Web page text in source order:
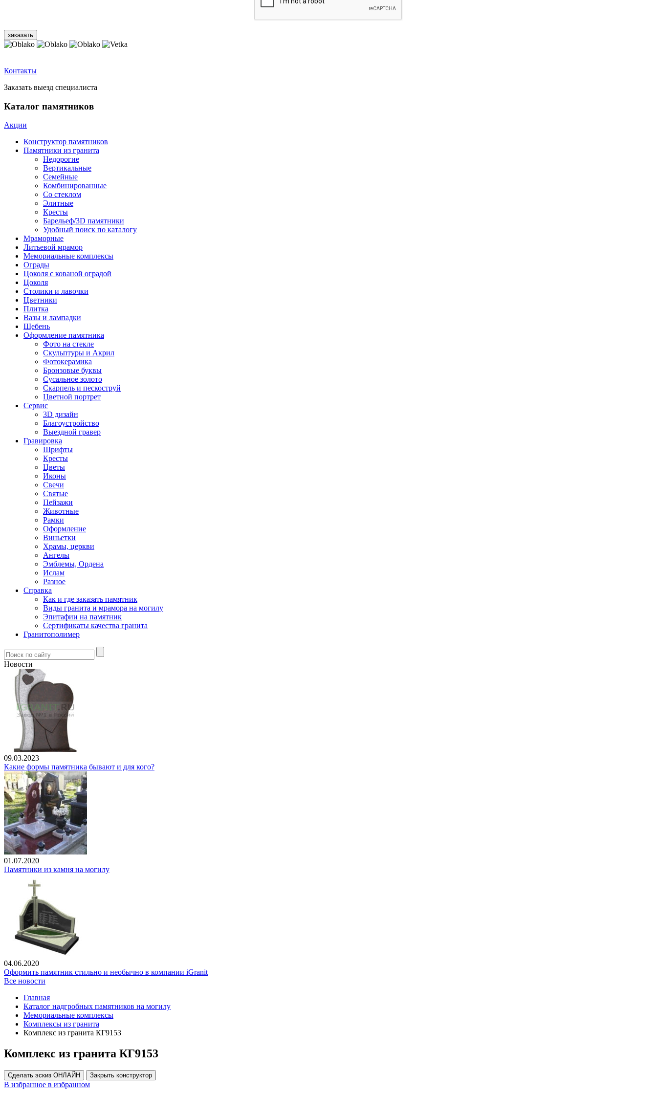
Контакты
Заказать выезд специалиста
Каталог памятников
Акции
Конструктор памятников
Памятники из гранита
Недорогие
Вертикальные
Семейные
Комбинированные
Со стеклом
Элитные
Кресты
Барельеф/3D памятники
Удобный поиск по каталогу
Мраморные
Литьевой мрамор
Мемориальные комплексы
Ограды
Цоколя с кованой оградой
Цоколя
Столики и лавочки
Цветники
Плитка
Вазы и лампадки
Щебень
Оформление памятника
Фото на стекле
Скульптуры и Акрил
Фотокерамика
Бронзовые буквы
Сусальное золото
Скарпель и пескоструй
Цветной портрет
Сервис
3D дизайн
Благоустройство
Выездной гравер
Гравировка
Шрифты
Кресты
Цветы
Иконы
Свечи
Святые
Пейзажи
Животные
Рамки
Оформление
Виньетки
Храмы, церкви
Ангелы
Эмблемы, Ордена
Ислам
Разное
Справка
Как и где заказать памятник
Виды гранита и мрамора на могилу
Эпитафии на памятник
Сертификаты качества гранита
Гранитополимер
Новости
09.03.2023
Какие формы памятника бывают и для кого?
01.07.2020
Памятники из камня на могилу
04.06.2020
Оформить памятник стильно и необычно в компании iGranit
Все новости
Главная
Каталог надгробных памятников на могилу
Мемориальные комплексы
Комплексы из гранита
Комплекс из гранита КГ9153
Комплекс из гранита КГ9153
Сделать эскиз ОНЛАЙН Закрыть конструктор
В избранное в избранном